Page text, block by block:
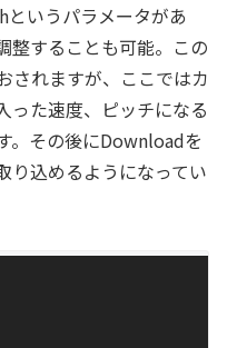
いうパラメータがあ
整することも可能。この
されますが、ここではカ
った速度、ピッチになる
。その後にDownloadを
り込めるようになってい